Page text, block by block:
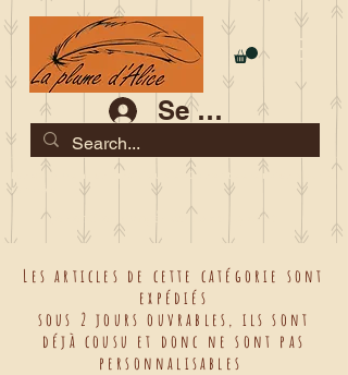
Se connecter
Les commandes jusqu'au 2 août sont garanties pour la
rentrée
Je serai en congés du 10 au 23 août
Les articles de cette catégorie sont
expédiés
sous 2 jours ouvrables, ils sont
déjà cousu et donc ne sont pas
personnalisables